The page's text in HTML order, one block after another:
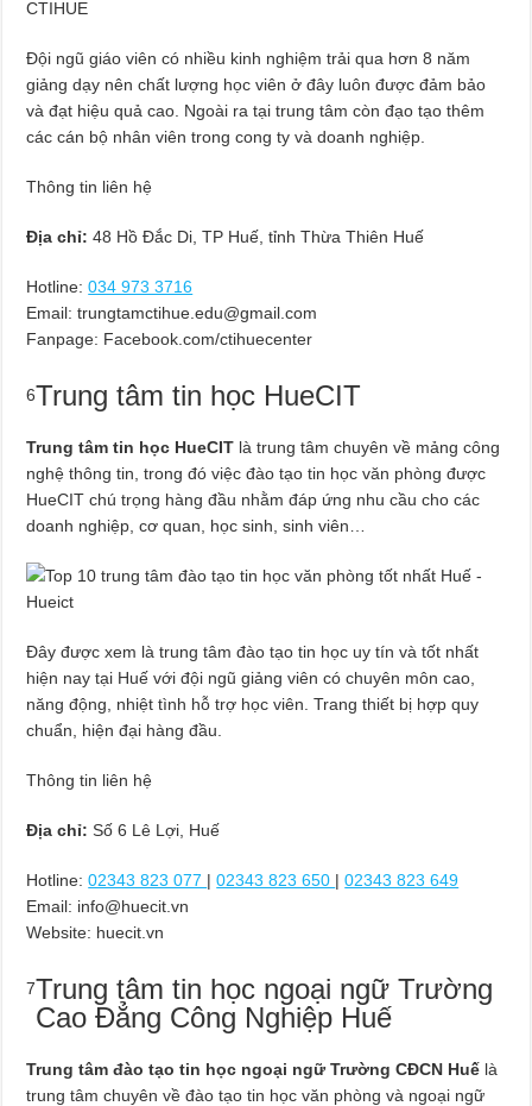
Đội ngũ giáo viên có nhiều kinh nghiệm trải qua hơn 8 năm
giảng dạy nên chất lượng học viên ở đây luôn được đảm bảo
và đạt hiệu quả cao. Ngoài ra tại trung tâm còn đạo tạo thêm
các cán bộ nhân viên trong cong ty và doanh nghiệp.
Thông tin liên hệ
Địa chỉ: 48 Hồ Đắc Di, TP Huế, tỉnh Thừa Thiên Huế
Hotline: 034 973 3716
Email: trungtamctihue.edu@gmail.com
Fanpage: Facebook.com/ctihuecenter
6Trung tâm tin học HueCIT
Trung tâm tin học HueCIT là trung tâm chuyên về mảng công
nghệ thông tin, trong đó việc đào tạo tin học văn phòng được
HueCIT chú trọng hàng đầu nhằm đáp ứng nhu cầu cho các
doanh nghiệp, cơ quan, học sinh, sinh viên…
Đây được xem là trung tâm đào tạo tin học uy tín và tốt nhất
hiện nay tại Huế với đội ngũ giảng viên có chuyên môn cao,
năng động, nhiệt tình hỗ trợ học viên. Trang thiết bị hợp quy
chuẩn, hiện đại hàng đầu.
Thông tin liên hệ
Địa chỉ: Số 6 Lê Lợi, Huế
Hotline: 02343 823 077 |02343 823 650 |02343 823 649
Email: info@huecit.vn
Website: huecit.vn
7Trung tâm tin học ngoại ngữ Trường
Cao Đẳng Công Nghiệp Huế
Trung tâm đào tạo tin học ngoại ngữ Trường CĐCN Huế là
trung tâm chuyên về đào tạo tin học văn phòng và ngoại ngữ